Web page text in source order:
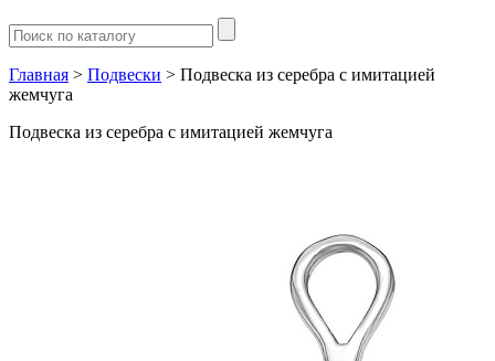
Главная > Подвески > Подвеска из серебра с имитацией
жемчуга
Подвеска из серебра с имитацией жемчуга